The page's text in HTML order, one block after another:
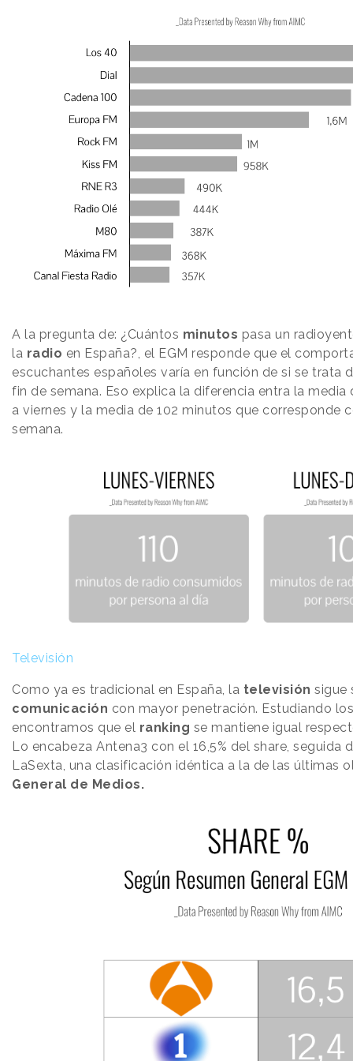
A la pregunta de: ¿Cuántos minutos pasa un
la radio en España?, el EGM responde que el
escuchantes españoles varía en función de si se trata
fin de semana. Eso explica la diferencia entra la media
a viernes y la media de 102 minutos que corresponde
semana.
Televisión
Como ya es tradicional en España, la televisión sigue
comunicación con mayor penetración. Estudiando
encontramos que el ranking se mantiene igual
Lo encabeza Antena3 con el 16,5% del share, seguida
LaSexta, una clasificación idéntica a la de las últimas
General de Medios.